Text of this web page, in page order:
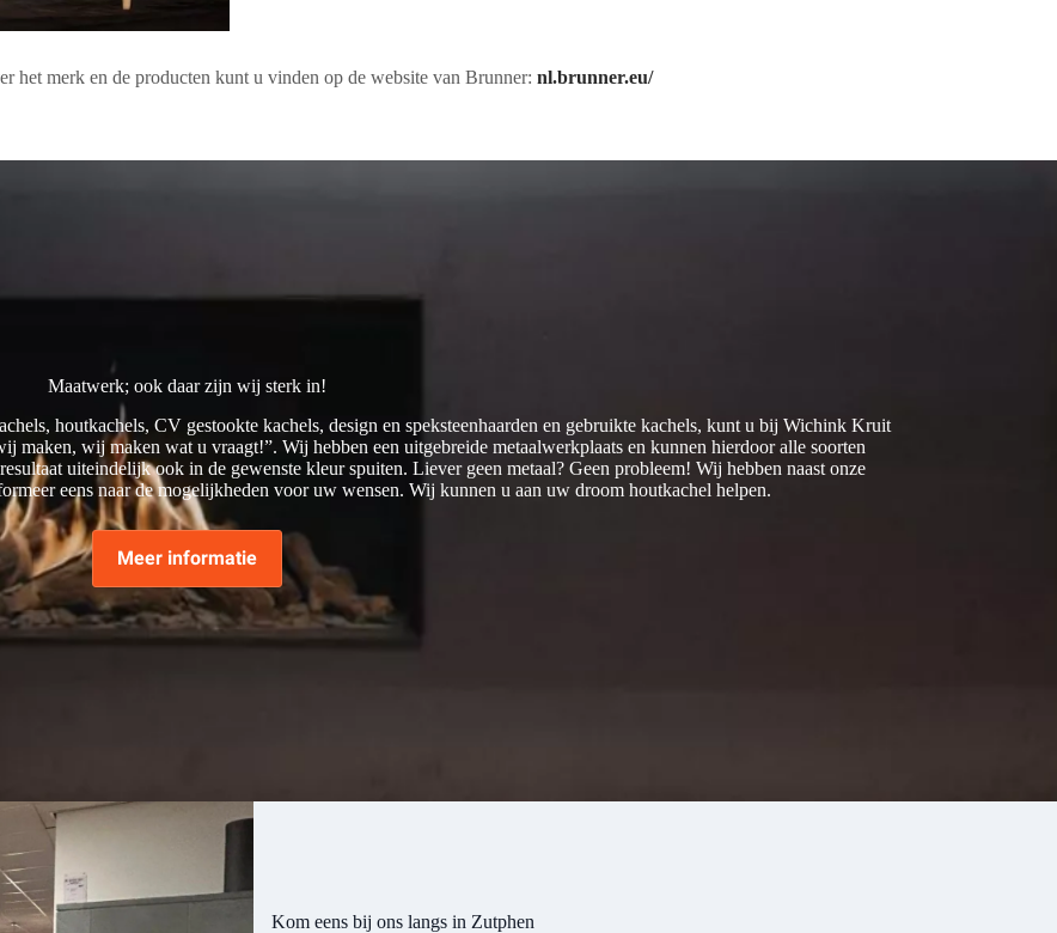
het merk en de producten kunt u vinden op de website van Brunner: nl.brunner.eu/
Maatwerk; ook daar zijn wij sterk in!
houtkachels, CV gestookte kachels, design en speksteenhaarden en gebruikte kachels, kunt u bij Wichink Kruit
maken, wij maken wat u vraagt!”. Wij hebben een uitgebreide metaalwerkplaats en kunnen hierdoor alle soorten
uiteindelijk ook in de gewenste kleur spuiten. Liever geen metaal? Geen probleem! Wij hebben naast onze
eens naar de mogelijkheden voor uw wensen. Wij kunnen u aan uw droom houtkachel helpen.
Meer informatie
Kom eens bij ons langs in Zutphen